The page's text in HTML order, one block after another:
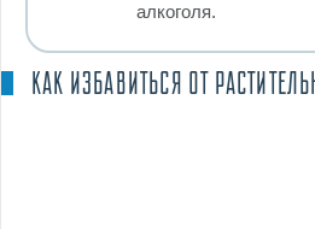
алкоголя.
КАК ИЗБАВИТЬСЯ ОТ